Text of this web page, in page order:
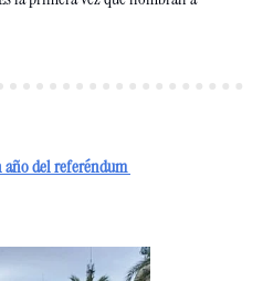
año del referéndum